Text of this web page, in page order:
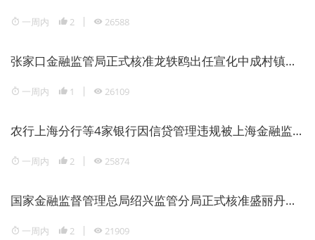
一周内 2 26588
张家口金融监管局正式核准龙轶鸥出任宣化中成村镇银行董事长
一周内 1 26109
农行上海分行等4家银行因信贷管理违规被上海金融监管局重罚1946万元
一周内 2 25874
国家金融监督管理总局绍兴监管分局正式核准盛丽丹担任瑞丰银行副行长
一周内 2 21909